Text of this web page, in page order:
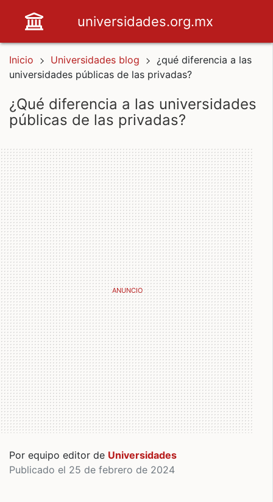
universidades.org.mx
Inicio Universidades blog
¿qué diferencia a las
universidades públicas de las privadas?
¿qué diferencia a las universidades
públicas de las privadas?
Por equipo editor de Universidades
Publicado el 25 de febrero de 2024